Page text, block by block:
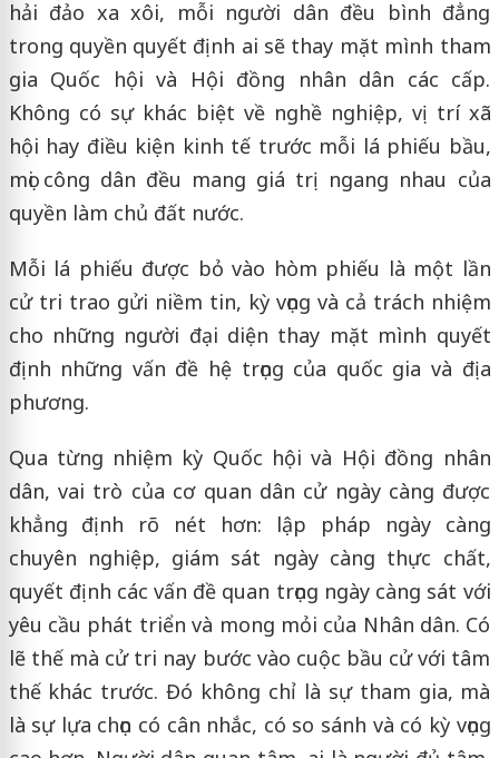
hải đảo xa xôi, mỗi người dân đều bình đẳng
trong quyền quyết định ai sẽ thay mặt mình tham
gia Quốc hội và Hội đồng nhân dân các cấp.
Không có sự khác biệt về nghề nghiệp, vị trí xã
hội hay điều kiện kinh tế trước mỗi lá phiếu bầu,
mọi công dân đều mang giá trị ngang nhau của
quyền làm chủ đất nước.
Mỗi lá phiếu được bỏ vào hòm phiếu là một lần
cử tri trao gửi niềm tin, kỳ vọng và cả trách nhiệm
cho những người đại diện thay mặt mình quyết
định những vấn đề hệ trọng của quốc gia và địa
phương.
Qua từng nhiệm kỳ Quốc hội và Hội đồng nhân
dân, vai trò của cơ quan dân cử ngày càng được
khẳng định rõ nét hơn: lập pháp ngày càng
chuyên nghiệp, giám sát ngày càng thực chất,
quyết định các vấn đề quan trọng ngày càng sát với
yêu cầu phát triển và mong mỏi của Nhân dân. Có
lẽ thế mà cử tri nay bước vào cuộc bầu cử với tâm
thế khác trước. Đó không chỉ là sự tham gia, mà
là sự lựa chọn có cân nhắc, có so sánh và có kỳ vọng